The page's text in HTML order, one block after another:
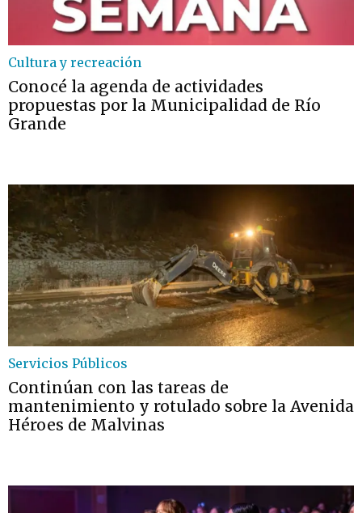
Cultura y recreación
Conocé la agenda de actividades
propuestas por la Municipalidad de Río
Grande
Servicios Públicos
Continúan con las tareas de
mantenimiento y rotulado sobre la Avenida
Héroes de Malvinas